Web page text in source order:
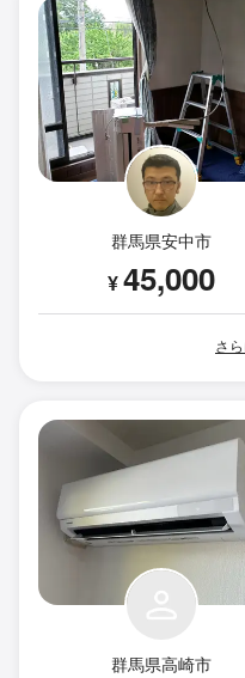
群馬県安中市
¥45,000
さ
群馬県高崎市